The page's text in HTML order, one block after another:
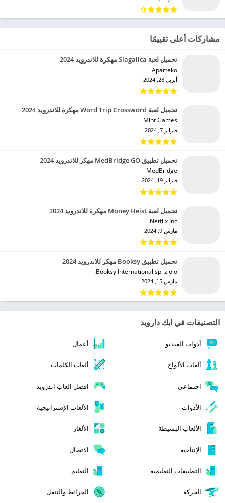
مشاركات أعلى تقييمًا
تحميل لعبة Slagalica مهكرة للاندرويد 2024
Aparteko‏
أبريل 28, 2024
تحميل لعبة Word Trip Crossword مهكرة للاندرويد 2024
Mint Games‏
فبراير 7, 2024
تحميل تطبيق MedBridge GO مهكر للاندرويد 2024
MedBridge‏
فبراير 19, 2024
تحميل لعبة Money Heist مهكرة للاندرويد 2024
Netflix Inc.‏
مارس 9, 2024
تحميل تطبيق Booksy مهكر للاندرويد 2024
Booksy International sp. z o.o.‏
مارس 15, 2024
التصنيفات في ابك دارويد
أدوات الفيديو أعمال
ألعاب الألواح ألعاب الكلمات
اجتماعي افضل العاب اندرويد
الأدوات الألعاب الإستراتيجية
الألعاب البسيطة الألغاز
الإنتاجية الاتصال
التطبيقات التعليمية التعليم
الحركة الخرائط والتنقل